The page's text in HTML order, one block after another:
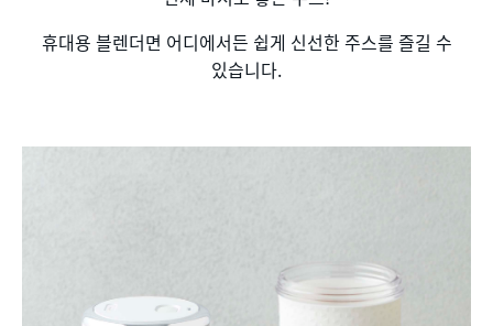
휴대용 블렌더면 어디에서든 쉽게 신선한 주스를 즐길 수
있습니다.